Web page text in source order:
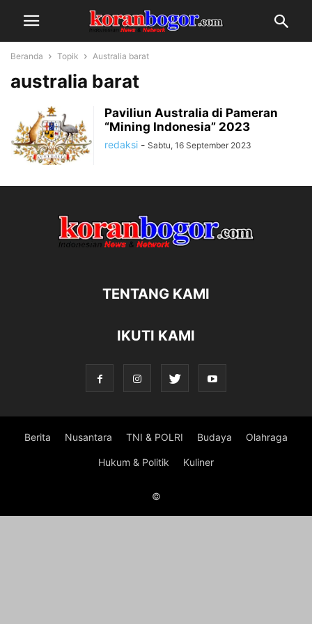
Beranda Topik Australia barat
australia barat
Paviliun Australia di Pameran
“Mining Indonesia” 2023
redaksi - Sabtu, 16 September 2023
TENTANG KAMI
IKUTI KAMI
Berita Nusantara TNI & POLRI Budaya Olahraga
Hukum & Politik Kuliner
©